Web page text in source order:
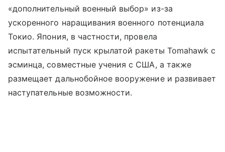
«дополнительный военный выбор» из-за
ускоренного наращивания военного потенциала
Токио. Япония, в частности, провела
испытательный пуск крылатой ракеты Tomahawk с
эсминца, совместные учения с США, а также
размещает дальнобойное вооружение и развивает
наступательные возможности.